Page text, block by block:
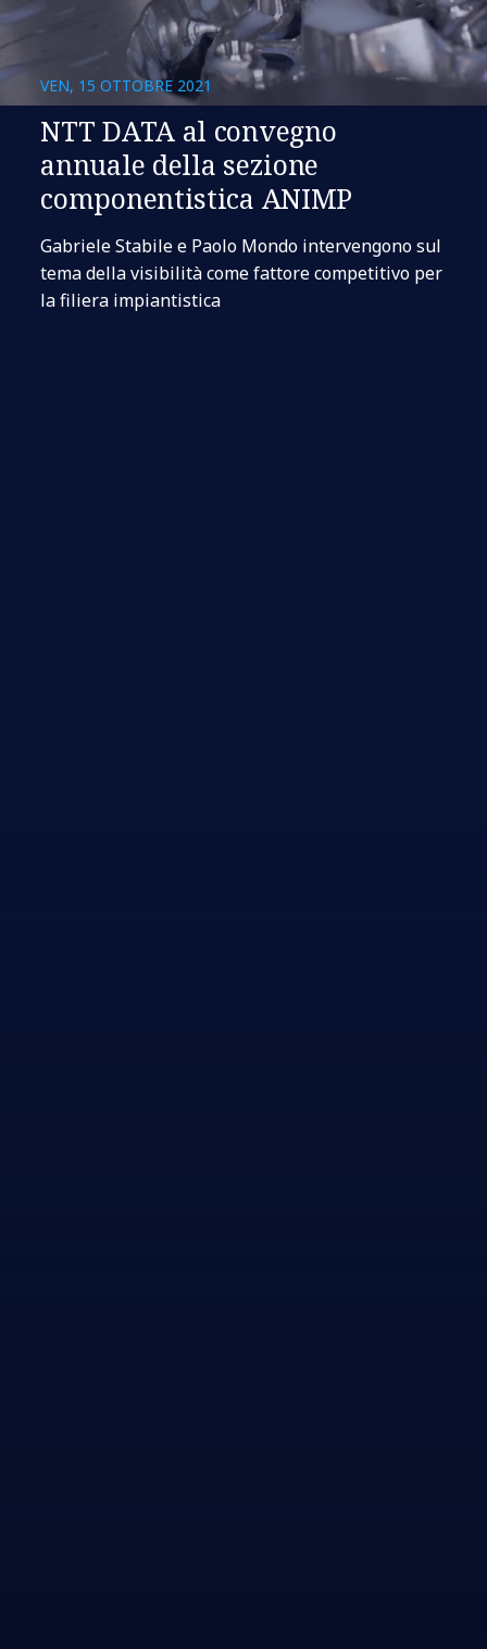
VEN, 15 OTTOBRE 2021
NTT DATA al convegno
annuale della sezione
componentistica ANIMP
Gabriele Stabile e Paolo Mondo intervengono sul
tema della visibilità come fattore competitivo per
la filiera impiantistica